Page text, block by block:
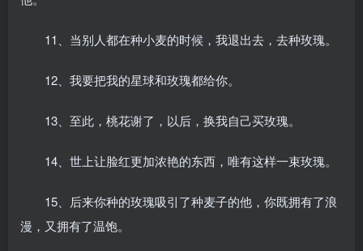
11、当别人都在种小麦的时候，我退出去，去种玫瑰。
12、我要把我的星球和玫瑰都给你。
13、至此，桃花谢了，以后，换我自己买玫瑰。
14、世上让脸红更加浓艳的东西，唯有这样一束玫瑰。
15、后来你种的玫瑰吸引了种麦子的他，你既拥有了浪
漫，又拥有了温饱。